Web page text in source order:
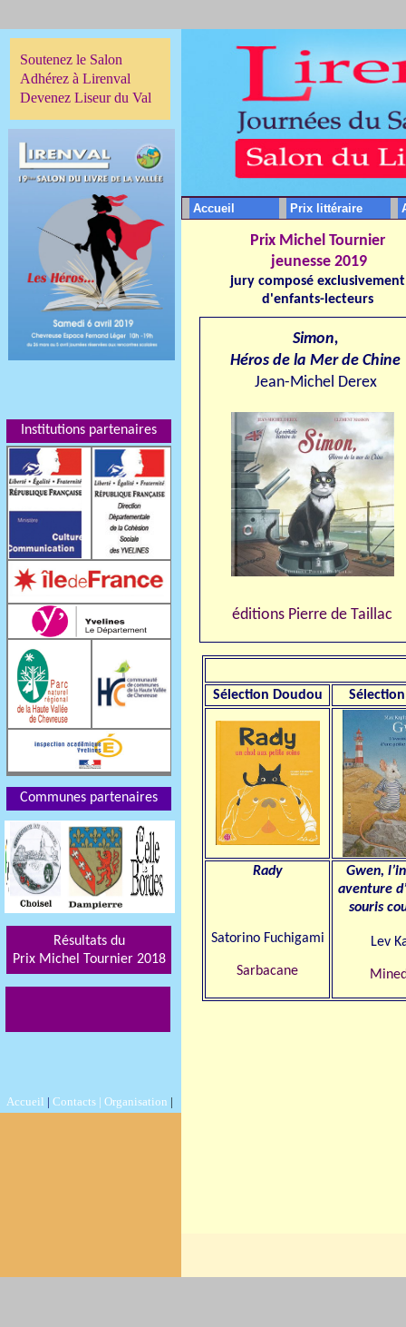
éditions Pierre de Taillac
Simon,
Héros de la Mer de Chine
Jean-Michel Derex
Prix Michel Tournier
jeunesse 2019
jury composé exclusivement
d'enfants-lecteurs
Sélection Doudou
Rady
Satorino Fuchigami
Sarbacane
Gwen,
aventure
souris
Lev
Accueil Prix littéraire
Soutenez le Salon
Adhérez à Lirenval
Devenez Liseur du Val
Accueil | Contacts | Organisation |
Institutions partenaires
Communes partenaires
Résultats du
Prix Michel Tournier 2018